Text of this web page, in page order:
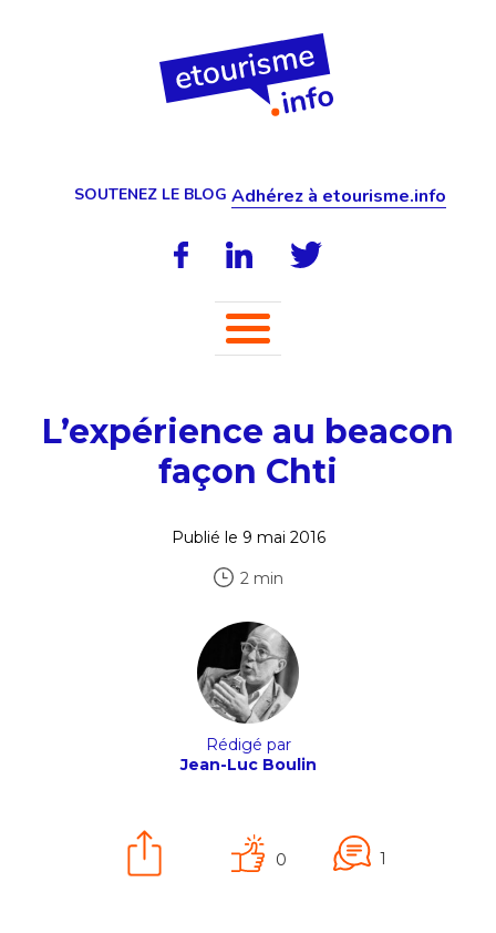
SOUTENEZ LE BLOG Adhérez à etourisme.info
L’expérience au beacon
façon Chti
Publié le 9 mai 2016
2 min
Rédigé par
Jean-Luc Boulin
0 1